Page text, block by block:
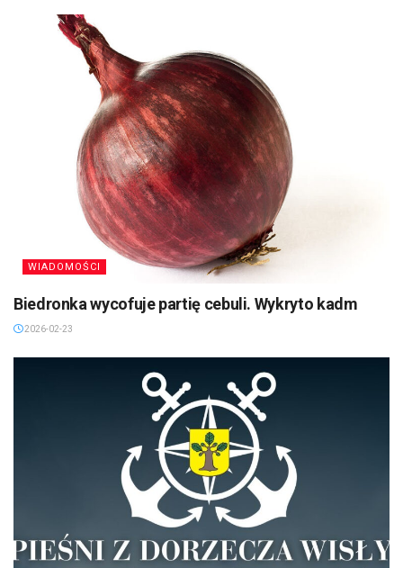
WIADOMOŚCI
Biedronka wycofuje partię cebuli. Wykryto kadm
2026-02-23